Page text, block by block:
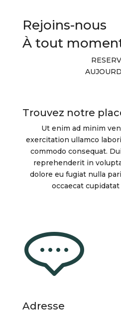
Rejoins-nous
À tout
Trouvez notre
Ut enim ad minim
exercitation ullamco
commodo consequat.
reprehenderit in
dolore eu fugiat nulla
occaecat
Adresse